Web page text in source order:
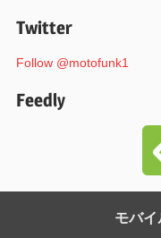
Twitter
Follow @motofunk1
Feedly
モバ